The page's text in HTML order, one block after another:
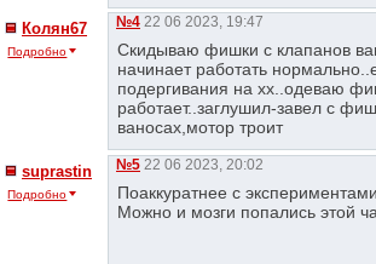
Колян67
Подробно
№4 22 06 2023, 19:47
Скидываю фишки с клапанов
начинает работать
подергивания на хх..одеваю
работает..заглушил-завел с
ваносах,мотор троит
suprastin
Подробно
№5 22 06 2023, 20:02
Поаккуратнее с
Можно и мозги попались этой